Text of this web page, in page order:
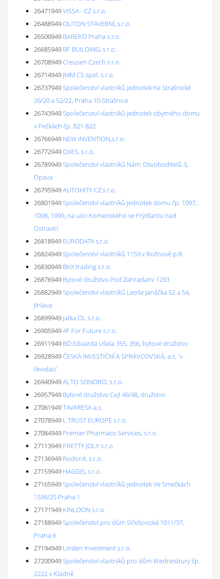
26471949VISSA - CZ s.r.o.
26488949OLITON STAVEBNÍ, s.r.o.
26500949 BAREKO Praha s.r.o.
26685949 BF BUILDING, s.r.o.
26708949Creusen Czech s.r.o.
26714949 JMM CS spol. s r.o.
26737949Společenství vlastníků jednotek Ke Strašnické
26/20 a 52/22, Praha 10-Strašnice
26743949Společenství vlastníků jednotek obytného domu
v Pečkách čp. 821-822
26766949 NEW INVENTION,s.r.o.
26772949OXES, s.r.o.
26789949Společenství vlastníků Nám. Osvoboditelů 3,
Opava
26795949AUTOHITY CZ s.r.o.
26801949Společenství vlastníků jednotek domu čp. 1097,
1098, 1099, na ulici Komenského ve Frýdlantu nad
Ostravicí
26818949 EURODATA s.r.o.
26824949Společenství vlastníků 1159 v Rožnově p.R.
26830949 BKX trading s.r.o.
26876949 Bytové družstvo Pod Zahradami 1293
26882949Společenství vlastníků Leoše Janáčka 52 a 54,
Jihlava
26899949 Jatka OL s.r.o.
269059494F For Future s.r.o.
26911949 BD Eduarda Ušela 355, 356, bytové družstvo
26928949ČESKÁ INVESTIČNÍ A SPRÁVCOVSKÁ, a.s. 'v
likvidaci'
26940949ALTO SONORO, s.r.o.
26957949 Bytové družstvo Cejl 46/48, družstvo
27061949TAVARESA a.s.
27078949 L TRUST EUROPE s.r.o.
27084949 Premier Pharmaco Services, s.r.o.
27113949 PRETTY JOLY s.r.o.
27136949 Rodonit, s.r.o.
27159949 HAGGIS, s.r.o.
27165949Společenství vlastníků jednotek Ve Smečkách
1596/25 Praha 1
27171949 KINLOON s.r.o.
27188949Společenství pro dům Střešovická 1011/37,
Praha 6
27194949 Linden Investment s.r.o.
27200949Společenství vlastníků pro dům Wednesbury čp.
2222 v Kladně